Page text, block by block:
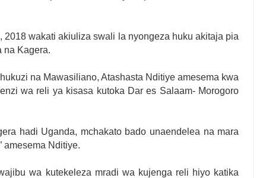
wakati akiuliza swali la nyongeza huku akitaja pia
na Kagera.
na Mawasiliano, Atashasta Nditiye amesema kwa
wa reli ya kisasa kutoka Dar es Salaam- Morogoro
hadi Uganda, mchakato bado unaendelea na mara
amesema Nditiye.
wa kutekeleza mradi wa kujenga reli hiyo katika